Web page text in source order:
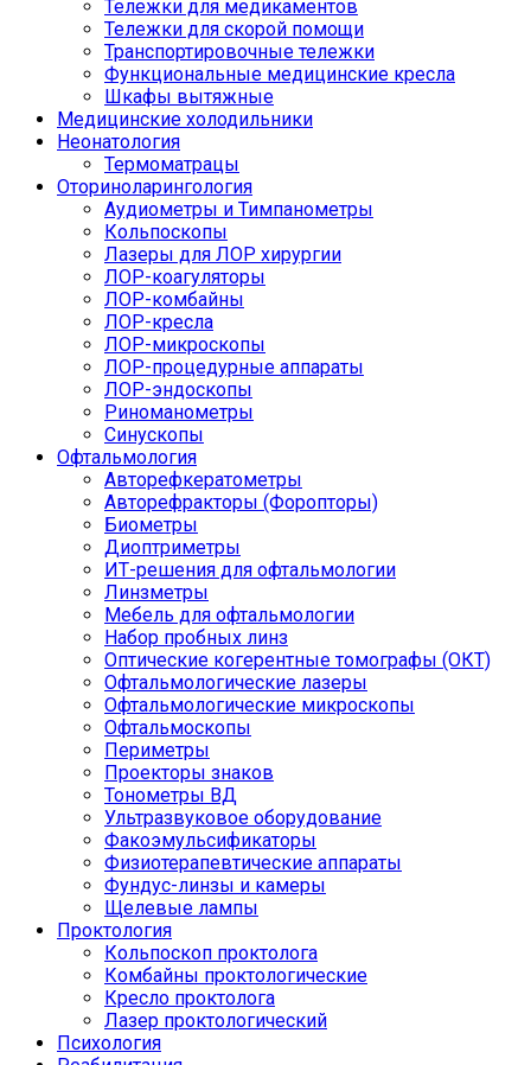
Тележки для медикаментов
Тележки для скорой помощи
Транспортировочные тележки
Функциональные медицинские кресла
Шкафы вытяжные
Медицинские холодильники
Неонатология
Термоматрацы
Оториноларингология
Аудиометры и Тимпанометры
Кольпоскопы
Лазеры для ЛОР хирургии
ЛОР-коагуляторы
ЛОР-комбайны
ЛОР-кресла
ЛОР-микроскопы
ЛОР-процедурные аппараты
ЛОР-эндоскопы
Риноманометры
Синускопы
Офтальмология
Авторефкератометры
Авторефракторы (Форопторы)
Биометры
Диоптриметры
ИТ-решения для офтальмологии
Линзметры
Мебель для офтальмологии
Набор пробных линз
Оптические когерентные томографы (ОКТ)
Офтальмологические лазеры
Офтальмологические микроскопы
Офтальмоскопы
Периметры
Проекторы знаков
Тонометры ВД
Ультразвуковое оборудование
Факоэмульсификаторы
Физиотерапевтические аппараты
Фундус-линзы и камеры
Щелевые лампы
Проктология
Кольпоскоп проктолога
Комбайны проктологические
Кресло проктолога
Лазер проктологический
Психология